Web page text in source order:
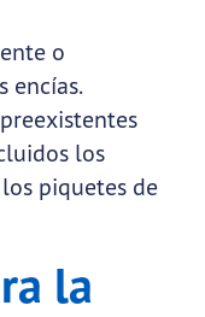
o
encías.
los
piquetes de
la